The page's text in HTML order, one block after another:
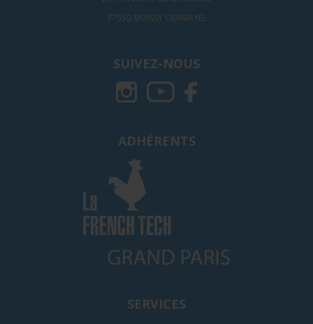
77550 MOISSY CRAMAYEL
SUIVEZ-NOUS
ADHÉRENTS
SERVICES